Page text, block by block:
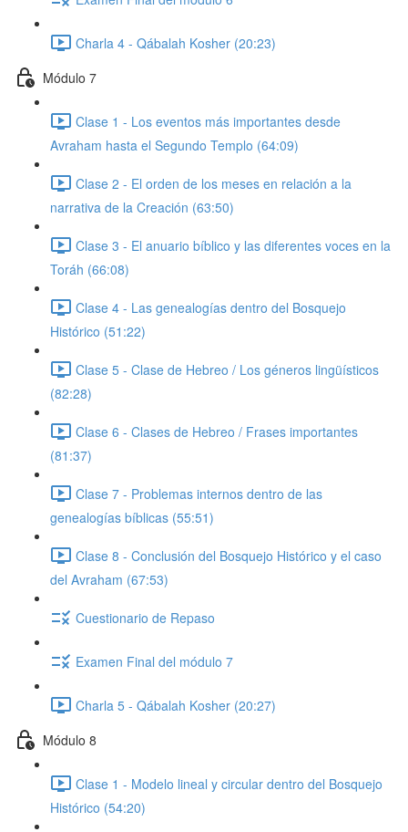
Charla 4 - Qábalah Kosher (20:23)
Módulo 7
Clase 1 - Los eventos más importantes desde
Avraham hasta el Segundo Templo (64:09)
Clase 2 - El orden de los meses en relación a la
narrativa de la Creación (63:50)
Clase 3 - El anuario bíblico y las diferentes voces en la
Toráh (66:08)
Clase 4 - Las genealogías dentro del Bosquejo
Histórico (51:22)
Clase 5 - Clase de Hebreo / Los géneros lingüísticos
(82:28)
Clase 6 - Clases de Hebreo / Frases importantes
(81:37)
Clase 7 - Problemas internos dentro de las
genealogías bíblicas (55:51)
Clase 8 - Conclusión del Bosquejo Histórico y el caso
del Avraham (67:53)
Cuestionario de Repaso
Examen Final del módulo 7
Charla 5 - Qábalah Kosher (20:27)
Módulo 8
Clase 1 - Modelo lineal y circular dentro del Bosquejo
Histórico (54:20)